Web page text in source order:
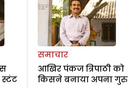
स्टंट
समाचार
आखिर पंकज त्रिपाठी को
किसने बनाया अपना गुरु